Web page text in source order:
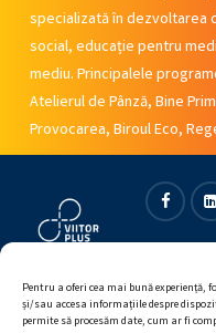
Pentru a oferi cea mai bună
și/sau accesa informațiile despre
permite să procesăm date, cum ar fi
specializată în dezvoltarea
social, educație pentru
mediu. Principalele
Atelierul de Pânză, Bine
Provocarea, Biroul Eco,